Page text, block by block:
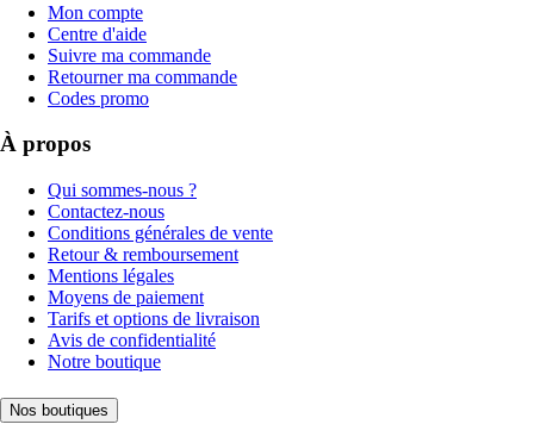
Mon compte
Centre d'aide
Suivre ma commande
Retourner ma commande
Codes promo
À propos
Qui sommes-nous ?
Contactez-nous
Conditions générales de vente
Retour & remboursement
Mentions légales
Moyens de paiement
Tarifs et options de livraison
Avis de confidentialité
Notre boutique
Nos boutiques